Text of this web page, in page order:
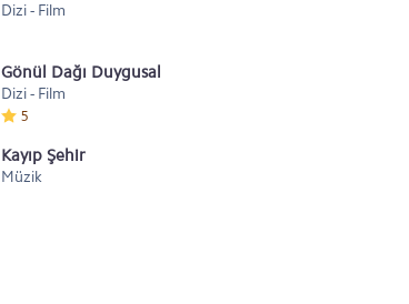
Dizi - Film
Gönül Dağı Duygusal
Dizi - Film
5
Kayıp Şehir
Müzik